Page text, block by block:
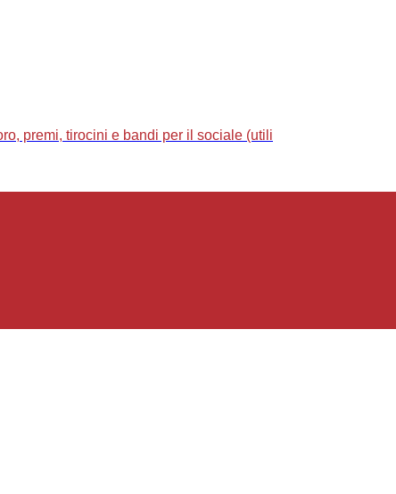
premi, tirocini e bandi per il sociale (utili